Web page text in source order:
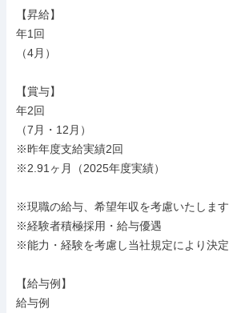
【昇給】
年1回
（4月）
【賞与】
年2回
（7月・12月）
※昨年度支給実績2回
※2.91ヶ月（2025年度実績）
※現職の給与、希望年収を考慮いたします
※経験者積極採用・給与優遇
※能力・経験を考慮し当社規定により決定
【給与例】
給与例